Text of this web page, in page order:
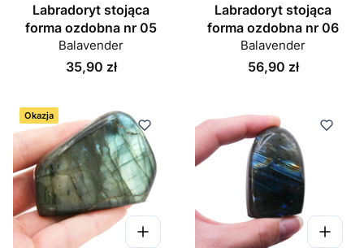
Labradoryt stojąca
forma ozdobna nr 05
Balavender
Cena
35,90 zł
Labradoryt stojąca
forma ozdobna nr 06
Balavender
Cena
56,90 zł
Okazja